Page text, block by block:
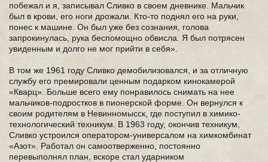
побежал и я, записывал Сливко в своем дневнике. Мальчик
был в крови, его ноги дрожали. Кто-то поднял его на руки,
понес к машине. Он был уже без сознания, голова
запрокинулась, рука беспомощно обвисла. Я был потрясен
увиденным и долго не мог прийти в себя».
В том же 1961 году Сливко демобилизовался, и за отличную
службу его премировали ценным подарком кинокамерой
«Кварц». Больше всего ему понравилось снимать на нее
мальчиков-подростков в пионерской форме. Он вернулся к
своим родителям в Невинномысск, где поступил в химико-
технологический техникум. В 1963 году, окончив техникум,
Сливко устроился оператором-универсалом на химкомбинат
«Азот». Работал он самоотверженно, постоянно
перевыполнял план, вскоре стал ударником